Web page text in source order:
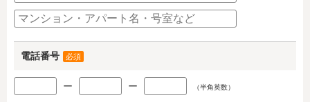
電話番号 必須
ー ー （半角英数）